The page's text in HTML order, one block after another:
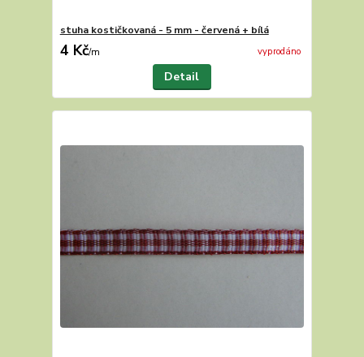
stuha kostičkovaná - 5 mm - červená + bílá
4 Kč/m vyprodáno
Detail